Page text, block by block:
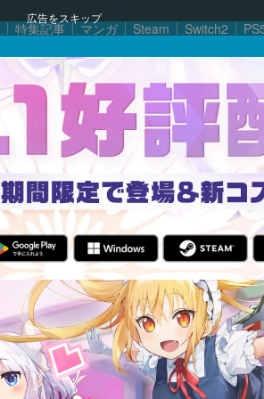
広告をスキップ
特集記事 マンガ Steam Switch2